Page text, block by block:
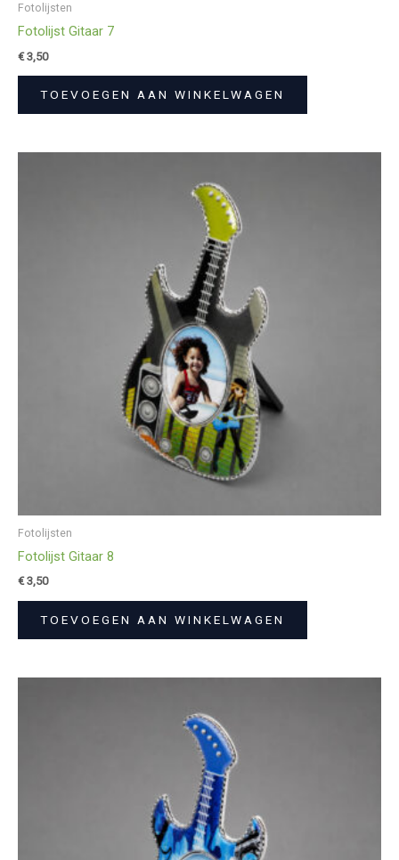
Fotolijsten
Fotolijst Gitaar 7
€3,50
TOEVOEGEN AAN WINKELWAGEN
Fotolijsten
Fotolijst Gitaar 8
€3,50
TOEVOEGEN AAN WINKELWAGEN